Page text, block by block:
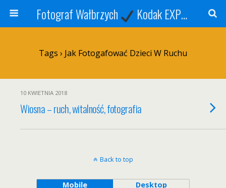
Fotograf Wałbrzych Kodak EXPRESS
Tags › Jak Fotogafować Dzieci W Ruchu
10 KWIETNIA 2018
Wiosna – ruch, witalność, fotografia
Back to top
Mobile Desktop